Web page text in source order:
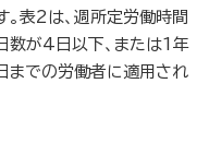
。表2は、週所定労働時間
数が4日以下、または1年
での労働者に適用され